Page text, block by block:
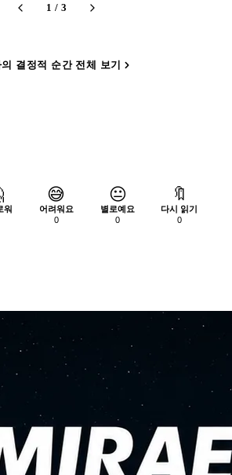
1 / 3
의 결정적 순간 전체 보기
워
😅
어려워요
0
😐
별로예요
0
🔖
다시 읽기
0